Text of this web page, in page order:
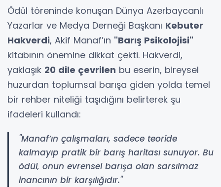
Ödül töreninde konuşan Dünya Azerbaycanlı
Yazarlar ve Medya Derneği Başkanı Kebuter
Hakverdi, Akif Manaf’ın "Barış Psikolojisi"
kitabının önemine dikkat çekti. Hakverdi,
yaklaşık 20 dile çevrilen bu eserin, bireysel
huzurdan toplumsal barışa giden yolda temel
bir rehber niteliği taşıdığını belirterek şu
ifadeleri kullandı:
"Manaf’ın çalışmaları, sadece teoride
kalmayıp pratik bir barış haritası sunuyor. Bu
ödül, onun evrensel barışa olan sarsılmaz
inancının bir karşılığıdır."